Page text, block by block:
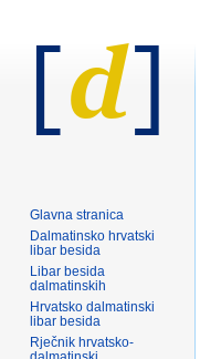
Glavna stranica
Dalmatinsko hrvatski
libar besida
Libar besida
dalmatinskih
Hrvatsko dalmatinski
libar besida
Rječnik hrvatsko-